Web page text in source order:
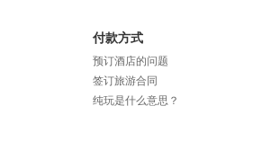
付款方式
预订酒店的问题
签订旅游合同
纯玩是什么意思？